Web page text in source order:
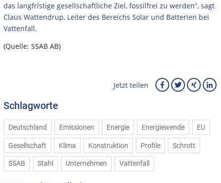
das langfristige gesellschaftliche Ziel, fossilfrei zu werden“, sagt
Claus Wattendrup, Leiter des Bereichs Solar und Batterien bei
Vattenfall.
(Quelle: SSAB AB)
Jetzt teilen
Schlagworte
Deutschland Emissionen Energie Energiewende EU
Gesellschaft Klima Konstruktion Profile Schrott
SSAB Stahl Unternehmen Vattenfall